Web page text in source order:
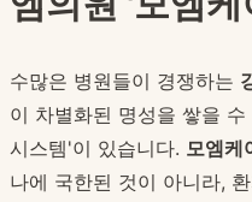
수많은 병원들이 경쟁하는
이 차별화된 명성을 쌓을
시스템'이 있습니다. 모엠케
나에 국한된 것이 아니라,